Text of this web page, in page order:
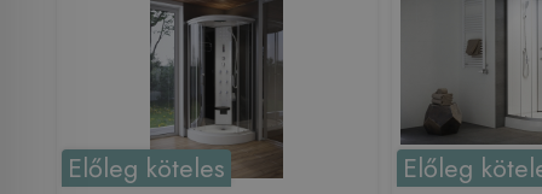
Előleg köteles Előleg